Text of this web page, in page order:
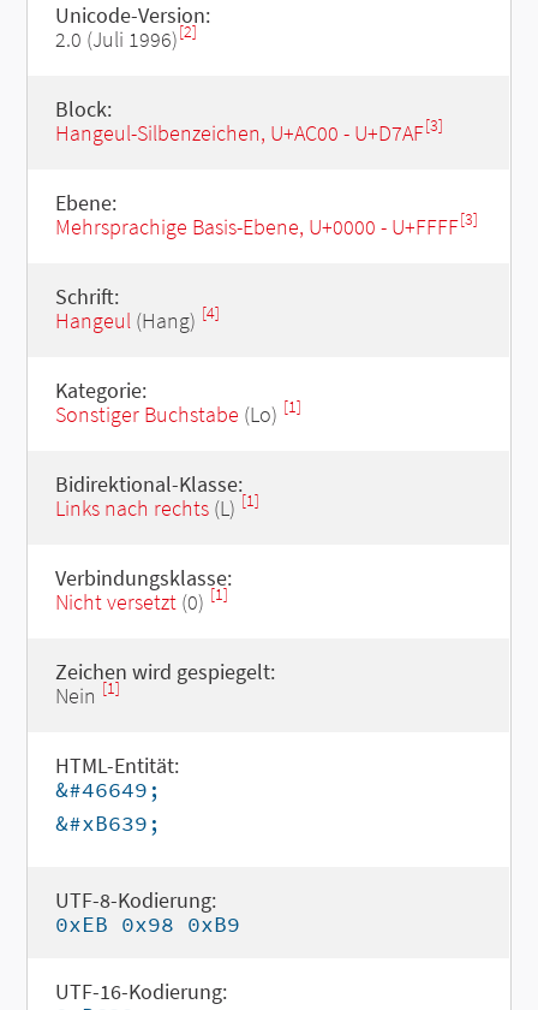
Unicode-Version:
2.0 (Juli 1996)[2]
Block:
Hangeul-Silbenzeichen, U+AC00 - U+D7AF[3]
Ebene:
Mehrsprachige Basis-Ebene, U+0000 - U+FFFF[3]
Schrift:
Hangeul(Hang) [4]
Kategorie:
Sonstiger Buchstabe (Lo) [1]
Bidirektional-Klasse:
Links nach rechts(L) [1]
Verbindungsklasse:
Nicht versetzt(0) [1]
Zeichen wird gespiegelt:
Nein [1]
HTML-Entität:
&#46649;
&#xB639;
UTF-8-Kodierung:
0xEB 0x98 0xB9
UTF-16-Kodierung: